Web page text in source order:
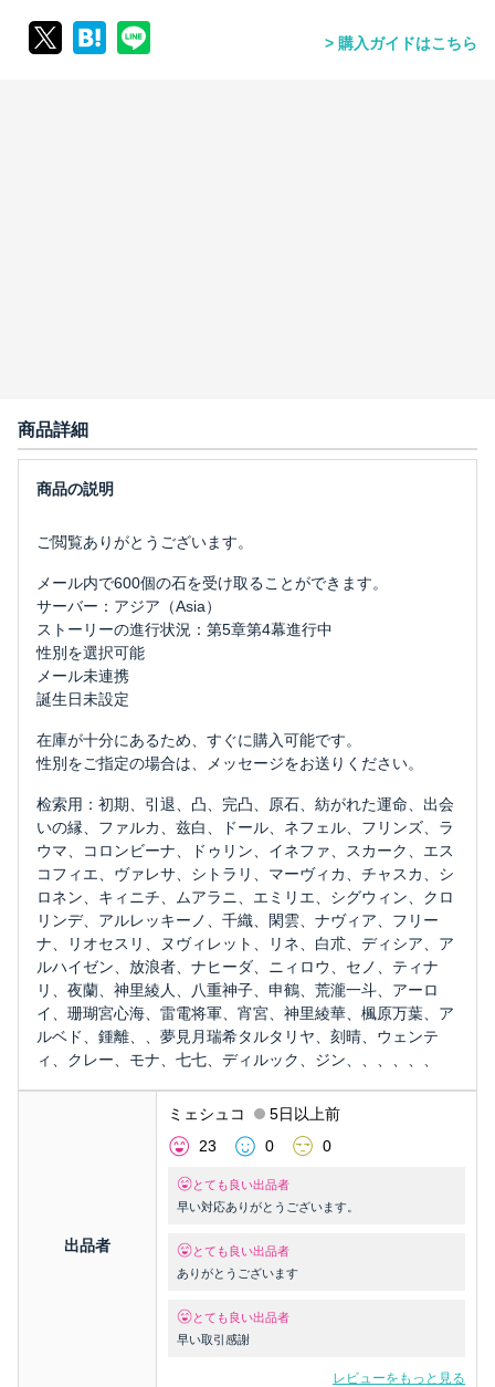
購入ガイドはこちら
商品詳細
ご閲覧ありがとうございます。
メール内で600個の石を受け取ることができます。
サーバー：アジア（Asia）
ストーリーの進行状況：第5章第4幕進行中
性別を選択可能
メール未連携
誕生日未設定
在庫が十分にあるため、すぐに購入可能です。
性別をご指定の場合は、メッセージをお送りください。
检索用：初期、引退、凸、完凸、原石、紡がれた運命、出会
いの縁、ファルカ、兹白、ドール、ネフェル、フリンズ、ラ
ウマ、コロンビーナ、ドゥリン、イネファ、スカーク、エス
コフィエ、ヴァレサ、シトラリ、マーヴィカ、チャスカ、シ
ロネン、キィニチ、ムアラニ、エミリエ、シグウィン、クロ
リンデ、アルレッキーノ、千織、閑雲、ナヴィア、フリー
ナ、リオセスリ、ヌヴィレット、リネ、白朮、ディシア、ア
ルハイゼン、放浪者、ナヒーダ、ニィロウ、セノ、ティナ
リ、夜蘭、神里綾人、八重神子、申鶴、荒瀧一斗、アーロ
イ、珊瑚宮心海、雷電将軍、宵宮、神里綾華、楓原万葉、ア
ルベド、鍾離、、夢見月瑞希タルタリヤ、刻晴、ウェンテ
ィ、クレー、モナ、七七、ディルック、ジン、、、、、、
出品者
ミェシュコ
5日以上前
23
0 0
とても良い出品者
早い対応ありがとうございます。
とても良い出品者
ありがとうございます
とても良い出品者
早い取引感謝
レビューをもっと見る